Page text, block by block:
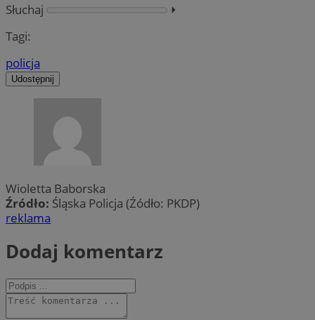
Słuchaj
⏵︎
Tagi:
policja
Udostępnij
Wioletta Baborska
Źródło: Śląska Policja (Źódło: PKDP)
reklama
Dodaj komentarz